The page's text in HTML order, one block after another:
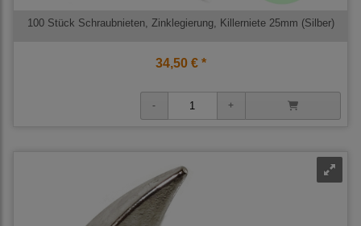
100 Stück Schraubnieten, Zinklegierung, Killerniete 25mm (Silber)
34,50 € *